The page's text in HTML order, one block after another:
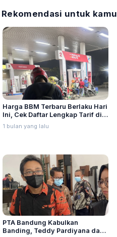
Rekomendasi untuk kamu
Harga BBM Terbaru Berlaku Hari
Ini, Cek Daftar Lengkap Tarif di
Seluruh Indonesia
1 bulan yang lalu
PTA Bandung Kabulkan
Banding, Teddy Pardiyana dan